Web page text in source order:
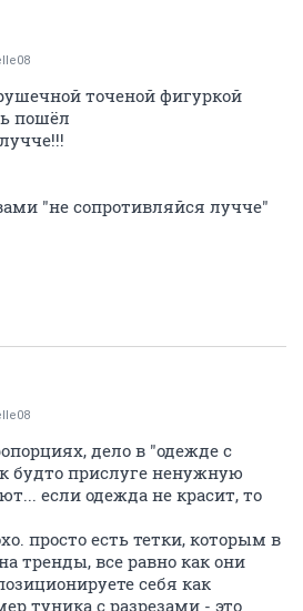
точеной фигуркой
пошёл
"не сопротивляйся лучче"
дело в "одежде с
будто прислуге ненужную
если одежда не красит, то
просто есть тетки, которым в
тренды, все равно как они
себя как
туника с разрезами - это